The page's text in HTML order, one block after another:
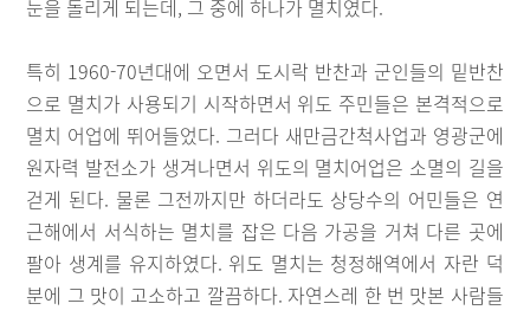
눈을 돌리게 되는데, 그 중에 하나가 멸치였다.
특히 1960-70년대에 오면서 도시락 반찬과 군인들의 밑반찬
으로 멸치가 사용되기 시작하면서 위도 주민들은 본격적으로
멸치 어업에 뛰어들었다. 그러다 새만금간척사업과 영광군에
원자력 발전소가 생겨나면서 위도의 멸치어업은 소멸의 길을
걷게 된다. 물론 그전까지만 하더라도 상당수의 어민들은 연
근해에서 서식하는 멸치를 잡은 다음 가공을 거쳐 다른 곳에
팔아 생계를 유지하였다. 위도 멸치는 청정해역에서 자란 덕
분에 그 맛이 고소하고 깔끔하다. 자연스레 한 번 맛본 사람들